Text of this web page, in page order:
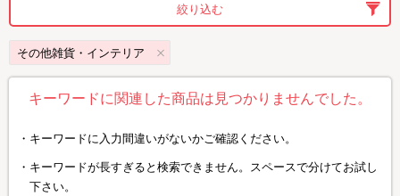
絞り込む
その他雑貨・インテリア
キーワードに関連した商品は見つかりませんでした。
キーワードに入力間違いがないかご確認ください。
キーワードが長すぎると検索できません。スペースで分けてお試し
下さい。